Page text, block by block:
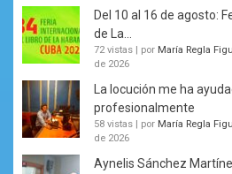
Del 10 al 16 de agosto:
de La...
72 vistas por María Regla
de 2026
La locución me ha
profesionalmente
58 vistas por María Regla
de 2026
Aynelis Sánchez